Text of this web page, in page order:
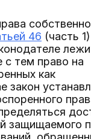
46 (часть 1)
с тем право на
как
закон
защищаемого